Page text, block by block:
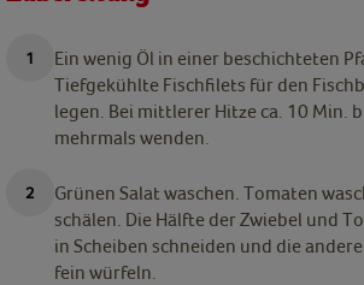
Ein wenig Öl in einer beschichteten
Tiefgekühlte Fischfilets für den
legen. Bei mittlerer Hitze ca. 10 Min.
mehrmals wenden.
Grünen Salat waschen. Tomaten
schälen. Die Hälfte der Zwiebel und
in Scheiben schneiden und die
fein würfeln.